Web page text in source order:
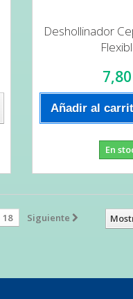
Deshollinador
Añadir al
En
18 Siguiente